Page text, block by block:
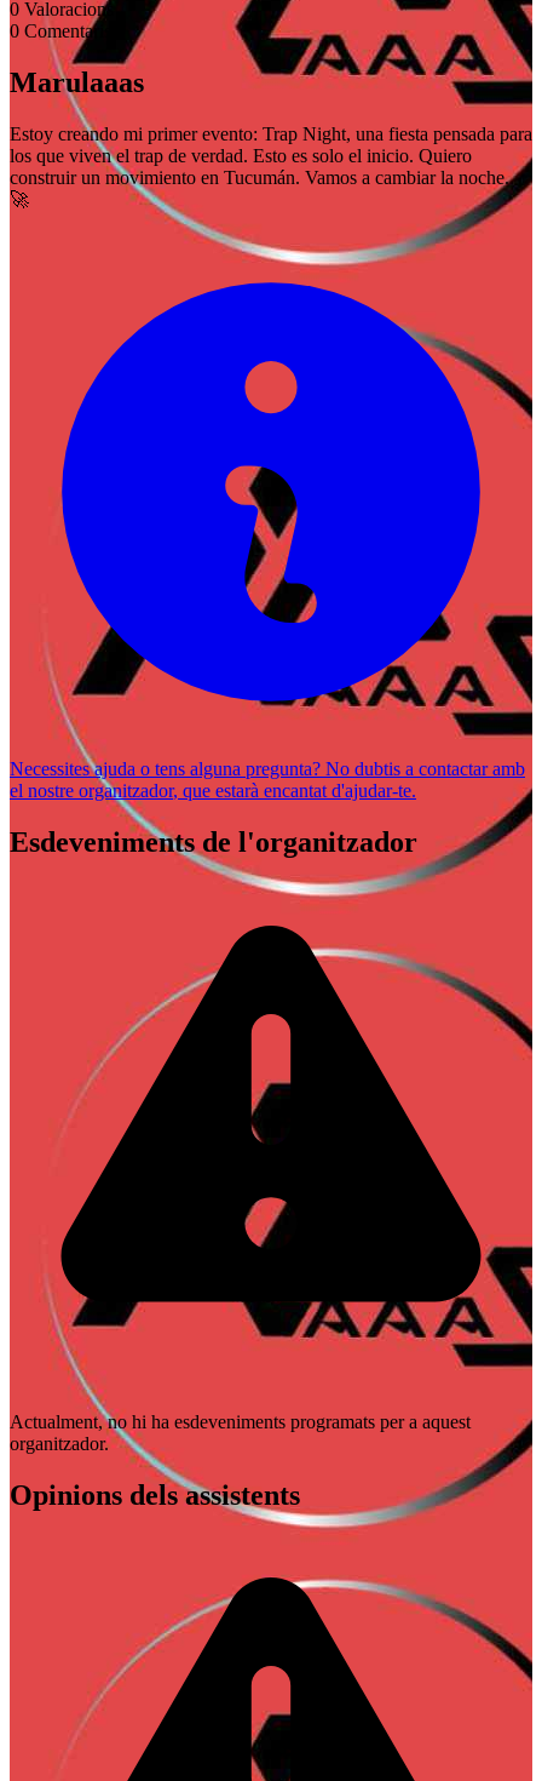
0 Valoracions
0 Comentaris
Marulaaas
Estoy creando mi primer evento: Trap Night, una fiesta pensada para
los que viven el trap de verdad. Esto es solo el inicio. Quiero
construir un movimiento en Tucumán. Vamos a cambiar la noche.
🚀
Necessites ajuda o tens alguna pregunta? No dubtis a contactar amb
el nostre organitzador, que estarà encantat d'ajudar-te.
Esdeveniments de l'organitzador
Actualment, no hi ha esdeveniments programats per a aquest
organitzador.
Opinions dels assistents